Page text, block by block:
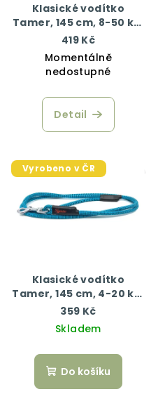
Klasické vodítko
Tamer, 145 cm, 8-50 kg,
červená
419 Kč
Momentálně
nedostupné
Detail
Vyrobeno v ČR
Klasické vodítko
Tamer, 145 cm, 4-20 kg,
tyrkysová/černá
359 Kč
Skladem
Do košíku